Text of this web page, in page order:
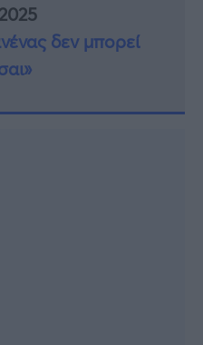
δεν μπορεί